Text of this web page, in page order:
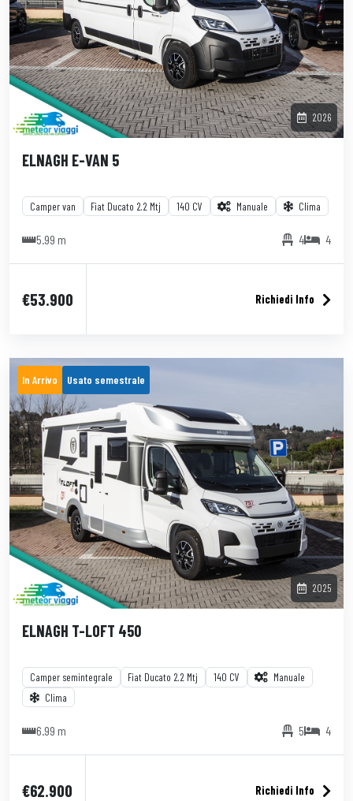
2026
ELNAGH E-VAN 5
Camper van Fiat Ducato 2.2 Mtj 140 CV Manuale Clima
5.99 m 4 4
€53.900 Richiedi Info
In Arrivo Usato semestrale
2025
ELNAGH T-LOFT 450
Camper semintegrale Fiat Ducato 2.2 Mtj 140 CV
Manuale
Clima
6.99 m 5 4
€62.900 Richiedi Info